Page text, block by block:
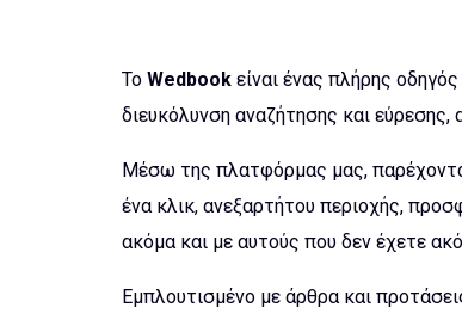
Το Wedbook είναι ένας πλήρης
διευκόλυνση αναζήτησης και εύρεσης,
Μέσω της πλατφόρμας μας,
ένα κλικ, ανεξαρτήτου περιοχής,
ακόμα και με αυτούς που δεν έχετε
Εμπλουτισμένο με άρθρα και